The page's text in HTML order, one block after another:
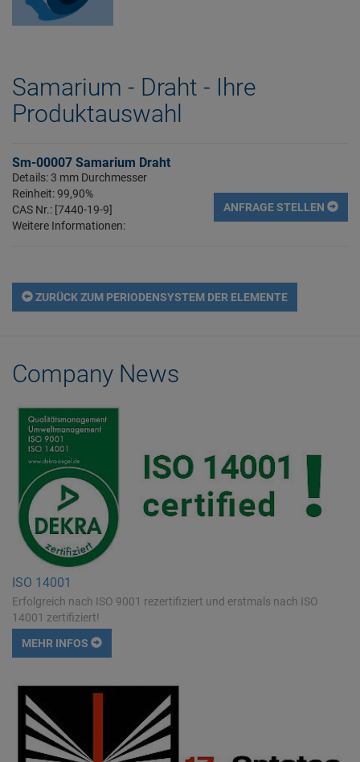
Samarium - Draht - Ihre
Produktauswahl
Sm-00007 Samarium Draht
Details: 3 mm Durchmesser
Reinheit: 99,90%
CAS Nr.: [7440-19-9]
Weitere Informationen:
ANFRAGE STELLEN
ZURÜCK ZUM PERIODENSYSTEM DER ELEMENTE
Company News
ISO 14001
Erfolgreich nach ISO 9001 rezertifiziert und erstmals nach ISO
14001 zertifiziert!
MEHR INFOS